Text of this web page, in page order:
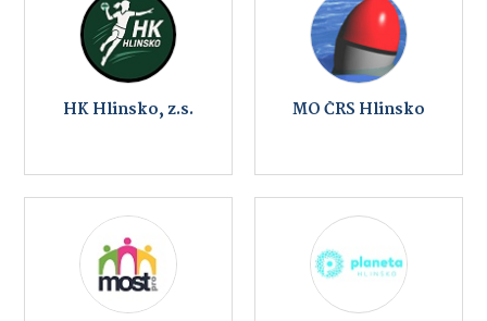
HK Hlinsko, z.s. MO ČRS Hlinsko